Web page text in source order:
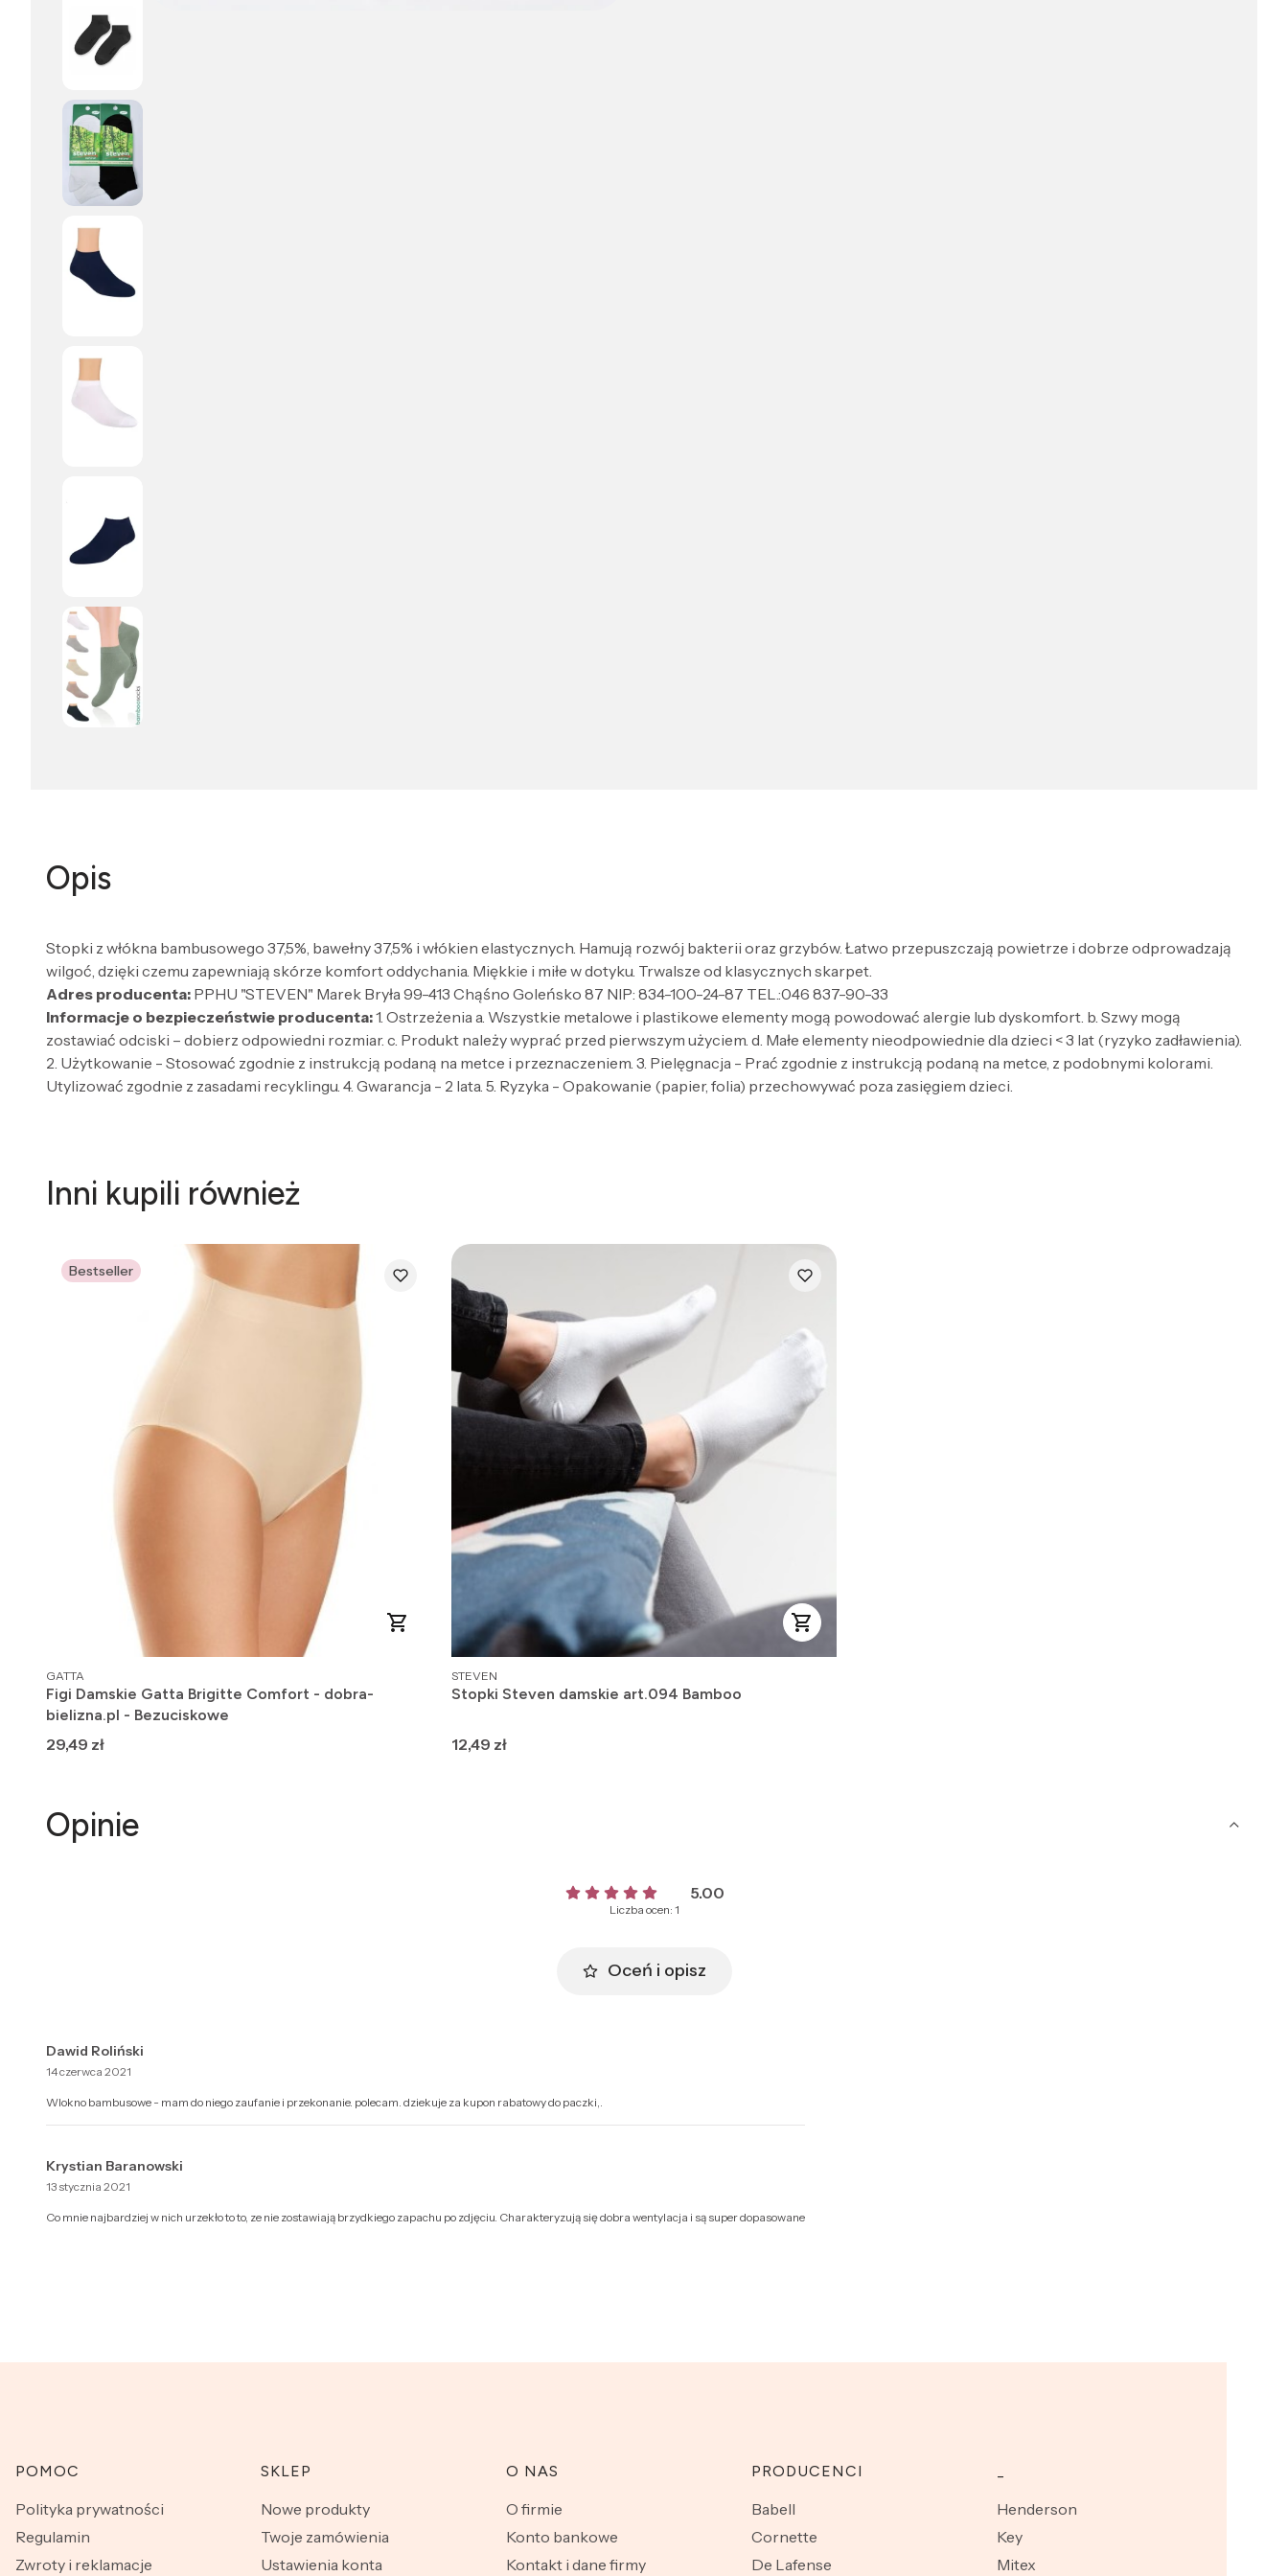
Opis
Stopki z włókna bambusowego 37,5%, bawełny 37,5% i włókien elastycznych. Hamują rozwój bakterii oraz grzybów. Łatwo przepuszczają powietrze i dobrze odprowadzają
wilgoć, dzięki czemu zapewniają skórze komfort oddychania. Miękkie i miłe w dotyku. Trwalsze od klasycznych skarpet.
Adres producenta: PPHU "STEVEN" Marek Bryła 99-413 Chąśno Goleńsko 87 NIP: 834-100-24-87 TEL.:046 837-90-33
Informacje o bezpieczeństwie producenta:1. Ostrzeżenia a. Wszystkie metalowe i plastikowe elementy mogą powodować alergie lub dyskomfort. b. Szwy mogą
zostawiać odciski – dobierz odpowiedni rozmiar. c. Produkt należy wyprać przed pierwszym użyciem. d. Małe elementy nieodpowiednie dla dzieci < 3 lat (ryzyko zadławienia).
2. Użytkowanie - Stosować zgodnie z instrukcją podaną na metce i przeznaczeniem. 3. Pielęgnacja - Prać zgodnie z instrukcją podaną na metce, z podobnymi kolorami.
Utylizować zgodnie z zasadami recyklingu. 4. Gwarancja - 2 lata. 5. Ryzyka - Opakowanie (papier, folia) przechowywać poza zasięgiem dzieci.
Inni kupili również
Bestseller
PRODUCENT
GATTA
Figi Damskie Gatta Brigitte Comfort - dobra-
bielizna.pl - Bezuciskowe
Cena
29,49 zł
PRODUCENT
STEVEN
Stopki Steven damskie art.094 Bamboo
Cena
12,49 zł
Opinie
5.00
Liczba ocen: 1
Oceń i opisz
Dawid Roliński
14 czerwca 2021
Wlokno bambusowe - mam do niego zaufanie i przekonanie. polecam. dziekuje za kupon rabatowy do paczki,.
Krystian Baranowski
13 stycznia 2021
Co mnie najbardziej w nich urzekło to to, ze nie zostawiają brzydkiego zapachu po zdjęciu. Charakteryzują się dobra wentylacja i są super dopasowane
Linki w stopce
POMOC
Polityka prywatności
Regulamin
Zwroty i reklamacje
SKLEP
Nowe produkty
Twoje zamówienia
Ustawienia konta
O NAS
O firmie
Konto bankowe
Kontakt i dane firmy
PRODUCENCI
Babell
Cornette
De Lafense
Henderson
Key
Mitex